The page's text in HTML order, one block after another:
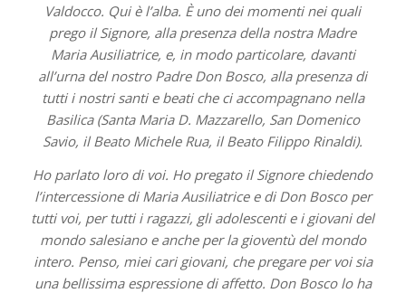
Valdocco. Qui è l’alba. È uno dei momenti nei quali
prego il Signore, alla presenza della nostra Madre
Maria Ausiliatrice, e, in modo particolare, davanti
all’urna del nostro Padre Don Bosco, alla presenza di
tutti i nostri santi e beati che ci accompagnano nella
Basilica (Santa Maria D. Mazzarello, San Domenico
Savio, il Beato Michele Rua, il Beato Filippo Rinaldi).
Ho parlato loro di voi. Ho pregato il Signore chiedendo
l’intercessione di Maria Ausiliatrice e di Don Bosco per
tutti voi, per tutti i ragazzi, gli adolescenti e i giovani del
mondo salesiano e anche per la gioventù del mondo
intero. Penso, miei cari giovani, che pregare per voi sia
una bellissima espressione di affetto. Don Bosco lo ha